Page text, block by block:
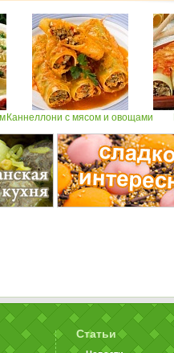
Каннеллони с мясом и овощами
Статьи